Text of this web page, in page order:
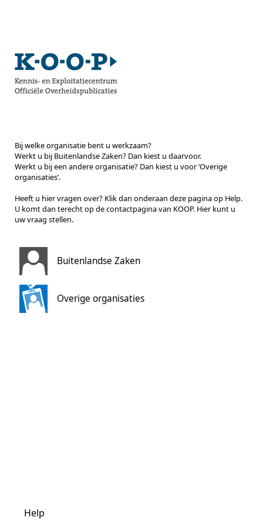
Bij welke organisatie bent u werkzaam?
Werkt u bij Buitenlandse Zaken? Dan kiest u daarvoor.
Werkt u bij een andere organisatie? Dan kiest u voor ‘Overige
organisaties’.
Heeft u hier vragen over? Klik dan onderaan deze pagina op Help.
U komt dan terecht op de contactpagina van KOOP. Hier kunt u
uw vraag stellen.
Buitenlandse Zaken
Overige organisaties
Help